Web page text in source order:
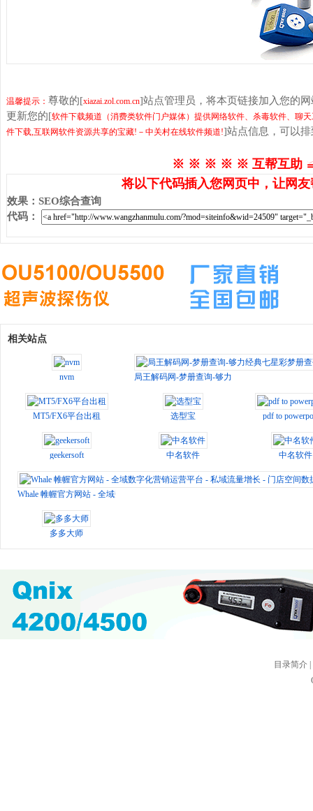
温馨提示： 尊敬的[xiazai.zol.com.cn]站点管理员，将本页链接加入您的
更新您的[软件下载频道（消费类软件门户媒体）提供网络软件、杀毒软件、聊
件下载,互联网软件资源共享的宝藏!－中关村在线软件频道!]站点信息，可以
※ ※ ※ ※ ※ 互帮互助
将以下代码插入您网页中，让网
效果 ： SEO综合查询
代码 ：
相关站点
nvm 局王解码网-梦册查询-够力经典七星彩梦册查码
MT5/FX6平台出租 选型宝 pdf to
geekersoft 中名软件 中名软
Whale 帷幄官方网站 - 全域数字化营销运营平台 - 私域流量增长 - 门店空间数据
多多大师
目录简介